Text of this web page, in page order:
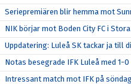
Seriepremiären blir hemma mot
NIK börjar mot Boden City FC i Stora
Uppdatering: Luleå SK tackar ja till
Notas besegrade IFK Luleå med 1-0
Intressant match mot IFK på